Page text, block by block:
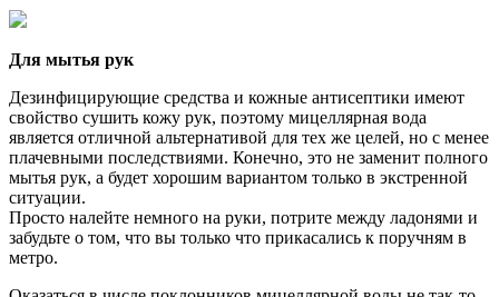
Для мытья рук
Дезинфицирующие средства и кожные антисептики имеют
свойство сушить кожу рук, поэтому мицеллярная вода
является отличной альтернативой для тех же целей, но с менее
плачевными последствиями. Конечно, это не заменит полного
мытья рук, а будет хорошим вариантом только в экстренной
ситуации.
Просто налейте немного на руки, потрите между ладонями и
забудьте о том, что вы только что прикасались к поручням в
метро.